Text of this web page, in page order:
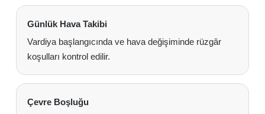
Günlük Hava Takibi
Vardiya başlangıcında ve hava değişiminde rüzgâr
koşulları kontrol edilir.
Çevre Boşluğu